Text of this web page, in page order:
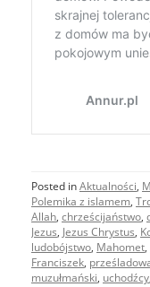
Posted inAktualności,
Polemika z islamem,
Allah, chrześcijaństwo,
Jezus, Jezus Chrystus,
ludobójstwo, Mahomet,
Franciszek,
muzułmański, uchodźcy